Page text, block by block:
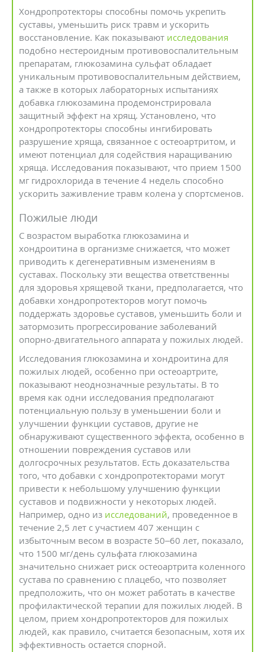
Хондропротекторы способны помочь укрепить
суставы, уменьшить риск травм и ускорить
восстановление. Как показывают исследования
подобно нестероидным противовоспалительным
препаратам, глюкозамина сульфат обладает
уникальным противовоспалительным действием,
а также в которых лабораторных испытаниях
добавка глюкозамина продемонстрировала
защитный эффект на хрящ. Установлено, что
хондропротекторы способны ингибировать
разрушение хряща, связанное с остеоартритом, и
имеют потенциал для содействия наращиванию
хряща. Исследования показывают, что прием 1500
мг гидрохлорида в течение 4 недель способно
ускорить заживление травм колена у спортсменов.
Пожилые люди
С возрастом выработка глюкозамина и
хондроитина в организме снижается, что может
приводить к дегенеративным изменениям в
суставах. Поскольку эти вещества ответственны
для здоровья хрящевой ткани, предполагается, что
добавки хондропротекторов могут помочь
поддержать здоровье суставов, уменьшить боли и
затормозить прогрессирование заболеваний
опорно-двигательного аппарата у пожилых людей.
Исследования глюкозамина и хондроитина для
пожилых людей, особенно при остеоартрите,
показывают неоднозначные результаты. В то
время как одни исследования предполагают
потенциальную пользу в уменьшении боли и
улучшении функции суставов, другие не
обнаруживают существенного эффекта, особенно в
отношении повреждения суставов или
долгосрочных результатов. Есть доказательства
того, что добавки с хондропротекторами могут
привести к небольшому улучшению функции
суставов и подвижности у некоторых людей.
Например, одно из исследований, проведенное в
течение 2,5 лет с участием 407 женщин с
избыточным весом в возрасте 50–60 лет, показало,
что 1500 мг/день сульфата глюкозамина
значительно снижает риск остеоартрита коленного
сустава по сравнению с плацебо, что позволяет
предположить, что он может работать в качестве
профилактической терапии для пожилых людей. В
целом, прием хондропротекторов для пожилых
людей, как правило, считается безопасным, хотя их
эффективность остается спорной.